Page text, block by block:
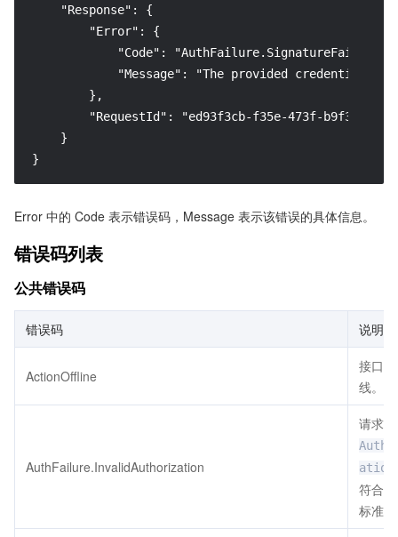
    "Response": {
        "Error": {
            "Code": "AuthFailure.SignatureFailure",
"Message": "The provided credentials
        },
"RequestId": "ed93f3cb-f35e-473f-b9f3-
    }
}
Error 中的 Code 表示错误码，Message 表示该错误的具体信息。
错误码列表
公共错误码
错误码 说明
ActionOffline
接口
线。
AuthFailure.InvalidAuthorization
请求
ation
符合
标准。